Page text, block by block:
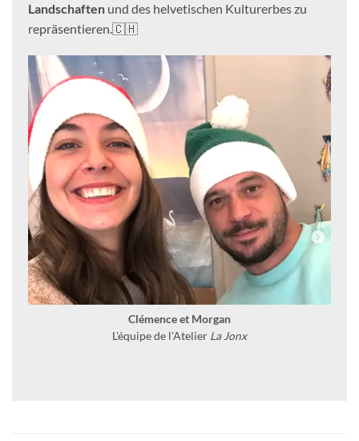
Landschaften und des helvetischen Kulturerbes zu
repräsentieren.🇨🇭
Clémence et Morgan
L'équipe de l'Atelier La Jonx